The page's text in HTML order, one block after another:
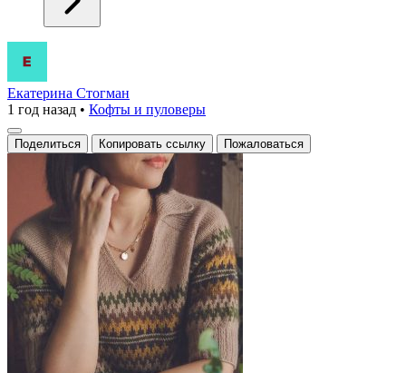
Пуловер
с
жаккардовым
узором
Екатерина Стогман
1 год назад • Кофты и пуловеры
Поделиться Копировать ссылку Пожаловаться